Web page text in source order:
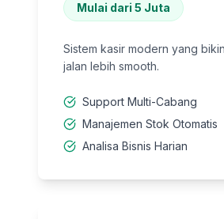
Mulai dari 5 Juta
Sistem kasir modern yang
jalan lebih smooth.
Support Multi-Cabang
Manajemen Stok Otomatis
Analisa Bisnis Harian